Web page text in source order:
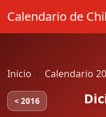
Calendario de
Inicio Calendario
< 2016